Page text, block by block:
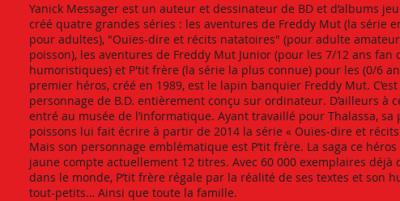
Yanick Messager est un auteur et dessinateur de BD et d’albums
créé quatre grandes séries : les aventures de Freddy Mut (la série
pour adultes), "Ouïes-dire et récits natatoires" (pour adulte
poisson), les aventures de Freddy Mut Junior (pour les 7/12 ans fan
humoristiques) et P'tit frère (la série la plus connue) pour les (0/6
premier héros, créé en 1989, est le lapin banquier Freddy Mut.
personnage de B.D. entièrement conçu sur ordinateur. D’ailleurs à
entré au musée de l’informatique. Ayant travaillé pour Thalassa, sa
poissons lui fait écrire à partir de 2014 la série « Ouïes-dire et
Mais son personnage emblématique est P’tit frère. La saga ce
jaune compte actuellement 12 titres. Avec 60 000 exemplaires déjà
dans le monde, P’tit frère régale par la réalité de ses textes et son
tout-petits… Ainsi que toute la famille.